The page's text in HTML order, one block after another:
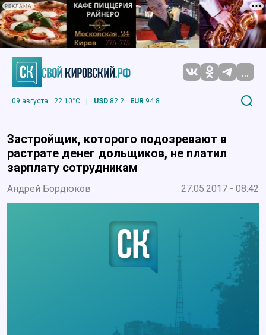
РЕКЛАМА
...
09 августа 22.10°C | USD 82.2 EUR 94.8
Застройщик, которого подозревают в
растрате денег дольщиков, не платил
зарплату сотрудникам
Андрей Бордюков 27.05.2017 - 08:42